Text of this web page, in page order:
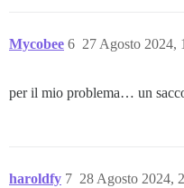
Mycobee 27 Agosto 2024,
6
per il mio problema… un
haroldfy 28 Agosto 2024,
7